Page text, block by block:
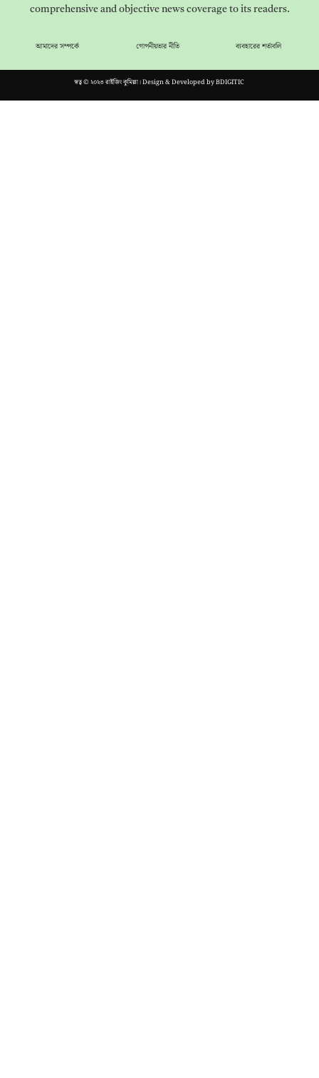
comprehensive and objective news coverage to its readers.
আমাদের সম্পর্কে গোপনীয়তার নীতি ব্যবহারের শর্তাবলি
স্বত্ব © ২০২৩ রাইজিং কুমিল্লা। Design & Developed byBDIGITIC